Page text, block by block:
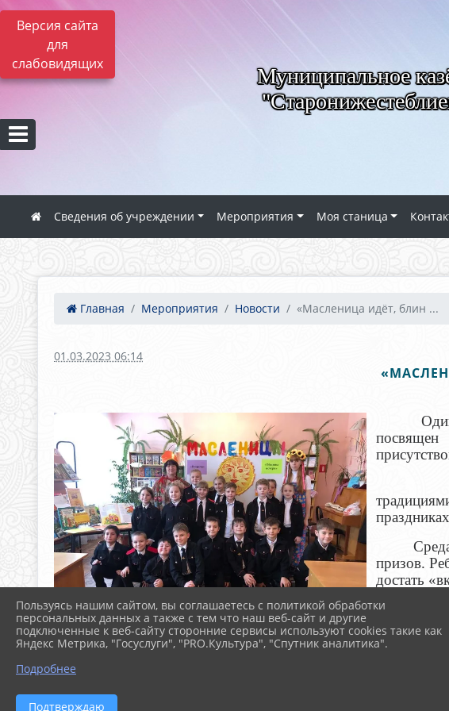
Версия сайта
для
слабовидящих
Муниципальное
Сведения об учреждении Мероприятия Моя станица
Главная Мероприятия Новости «Масленица идёт, блин ...
01.03.2023 06:14
Ведущая
призов.
достать
Чтобы
подвижные
Детям
Они
Пользуясь нашим сайтом, вы соглашаетесь с политикой обработки
персональных данных а также с тем что наш веб-сайт и другие
подключенные к веб-сайту сторонние сервисы используют cookies такие как
Яндекс Метрика, "Госуслуги", "PRO.Культура", "Спутник аналитика".
Подробнее
Подтверждаю